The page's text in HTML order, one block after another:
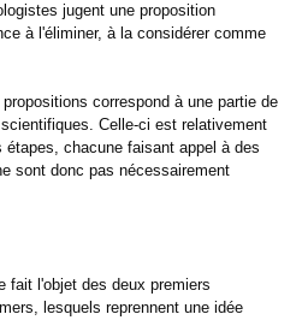
jugent une proposition
à l'éliminer, à la considérer comme
correspond à une partie de
Celle-ci est relativement
chacune faisant appel à des
sont donc pas nécessairement
fait l'objet des deux premiers
lesquels reprennent une idée